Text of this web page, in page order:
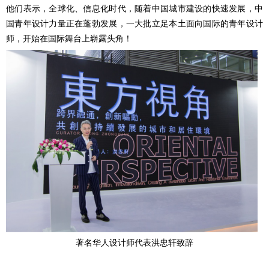
他们表示，全球化、信息化时代，随着中国城市建设的快速发展，中
国青年设计力量正在蓬勃发展，一大批立足本土面向国际的青年设计
师，开始在国际舞台上崭露头角！
著名华人设计师代表洪忠轩致辞